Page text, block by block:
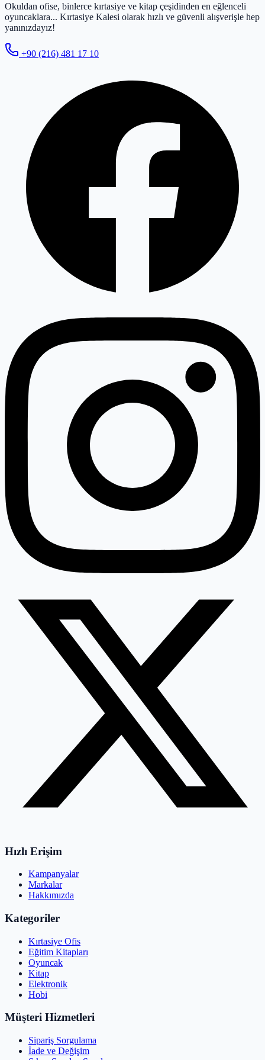
Okuldan ofise, binlerce kırtasiye ve kitap çeşidinden en eğlenceli
oyuncaklara... Kırtasiye Kalesi olarak hızlı ve güvenli alışverişle hep
yanınızdayız!
+90 (216) 481 17 10
Hızlı Erişim
Kampanyalar
Markalar
Hakkımızda
Kategoriler
Kırtasiye Ofis
Eğitim Kitapları
Oyuncak
Kitap
Elektronik
Hobi
Müşteri Hizmetleri
Sipariş Sorgulama
İade ve Değişim